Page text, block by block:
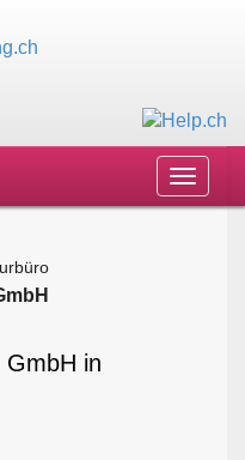
Toggle
GmbH in